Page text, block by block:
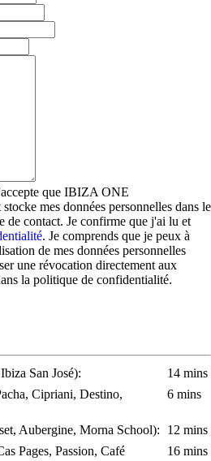
que IBIZA ONE
mes données personnelles dans le
de contact. Je confirme que j'ai lu et
. Je comprends que je peux à
de mes données personnelles
une révocation directement aux
la politique de confidentialité.
San José):
14 mins
Cipriani, Destino,
6 mins
Aubergine, Morna School):
12 mins
Pages, Passion, Café
16 mins